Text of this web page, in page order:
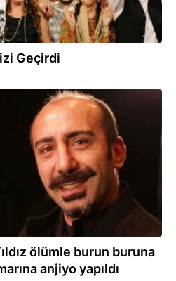
Geçirdi
ölümle burun buruna
anjiyo yapıldı